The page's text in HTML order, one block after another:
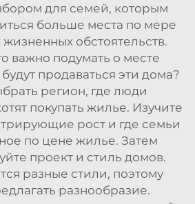
для семей, которым
больше места по мере
обстоятельств.
важно подумать о месте
продаваться эти дома?
регион, где люди
покупать жилье. Изучите
рост и где семьи
по цене жилье. Затем
проект и стиль домов.
разные стили, поэтому
разнообразие.